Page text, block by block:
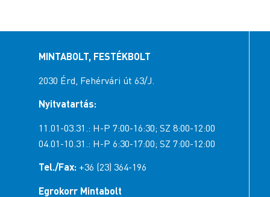
MINTABOLT, FESTÉKBOLT
2030 Érd, Fehérvári út 63/J.
Nyitvatartás:
11.01-03.31.: H-P 7:00-16:30; SZ 8:00-12:00
04.01-10.31.: H-P 6:30-17:00; SZ 7:00-12:00
Tel./Fax: +36 (23) 364-196
Egrokorr Mintabolt